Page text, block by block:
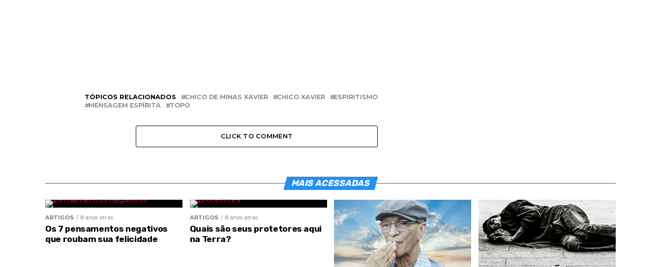
TÓPICOS RELACIONADOS CHICO DE MINAS XAVIER CHICO XAVIER
ESPIRITISMO
MENSAGEM ESPÍRITA
TOPO
CLICK TO COMMENT
MAIS ACESSADAS
ARTIGOS 8 anos atrás
Os 7 pensamentos negativos
que roubam sua felicidade
ARTIGOS 8 anos atrás
Quais são seus protetores aqui
na Terra?